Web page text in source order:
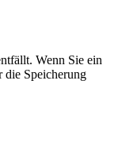
Wenn Sie ein
die Speicherung